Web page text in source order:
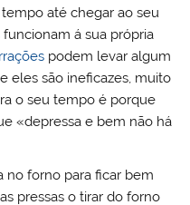
até chegar ao seu
funcionam á sua própria
podem levar algum
eles são ineficazes, muito
o seu tempo é porque
«depressa e bem não há
no forno para ficar bem
pressas o tirar do forno